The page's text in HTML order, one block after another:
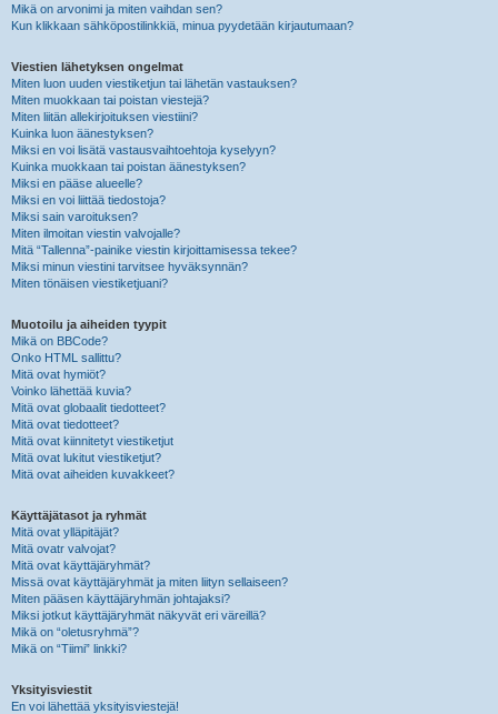
Mikä on arvonimi ja miten vaihdan sen?
Kun klikkaan sähköpostilinkkiä, minua pyydetään kirjautumaan?
Viestien lähetyksen ongelmat
Miten luon uuden viestiketjun tai lähetän vastauksen?
Miten muokkaan tai poistan viestejä?
Miten liitän allekirjoituksen viestiini?
Kuinka luon äänestyksen?
Miksi en voi lisätä vastausvaihtoehtoja kyselyyn?
Kuinka muokkaan tai poistan äänestyksen?
Miksi en pääse alueelle?
Miksi en voi liittää tiedostoja?
Miksi sain varoituksen?
Miten ilmoitan viestin valvojalle?
Mitä “Tallenna”-painike viestin kirjoittamisessa tekee?
Miksi minun viestini tarvitsee hyväksynnän?
Miten tönäisen viestiketjuani?
Muotoilu ja aiheiden tyypit
Mikä on BBCode?
Onko HTML sallittu?
Mitä ovat hymiöt?
Voinko lähettää kuvia?
Mitä ovat globaalit tiedotteet?
Mitä ovat tiedotteet?
Mitä ovat kiinnitetyt viestiketjut
Mitä ovat lukitut viestiketjut?
Mitä ovat aiheiden kuvakkeet?
Käyttäjätasot ja ryhmät
Mitä ovat ylläpitäjät?
Mitä ovatr valvojat?
Mitä ovat käyttäjäryhmät?
Missä ovat käyttäjäryhmät ja miten liityn sellaiseen?
Miten pääsen käyttäjäryhmän johtajaksi?
Miksi jotkut käyttäjäryhmät näkyvät eri väreillä?
Mikä on “oletusryhmä”?
Mikä on “Tiimi” linkki?
Yksityisviestit
En voi lähettää yksityisviestejä!